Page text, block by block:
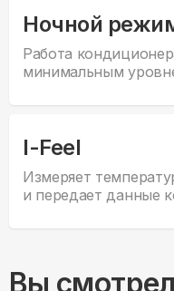
Ночной
Работа
минимальным
I-Feel
Измеряет
и передает данные
Вы